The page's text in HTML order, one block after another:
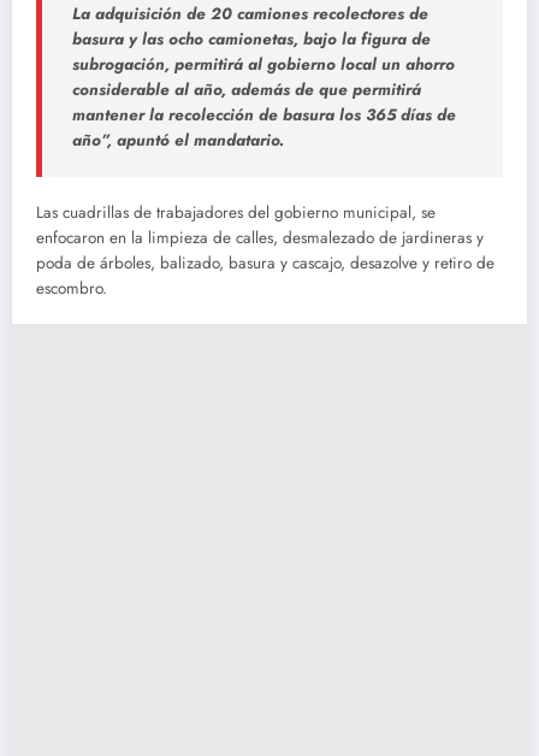
La adquisición de 20 camiones recolectores de
basura y las ocho camionetas, bajo la figura de
subrogación, permitirá al gobierno local un ahorro
considerable al año, además de que permitirá
mantener la recolección de basura los 365 días de
año”, apuntó el mandatario.
Las cuadrillas de trabajadores del gobierno municipal, se
enfocaron en la limpieza de calles, desmalezado de jardineras y
poda de árboles, balizado, basura y cascajo, desazolve y retiro de
escombro.